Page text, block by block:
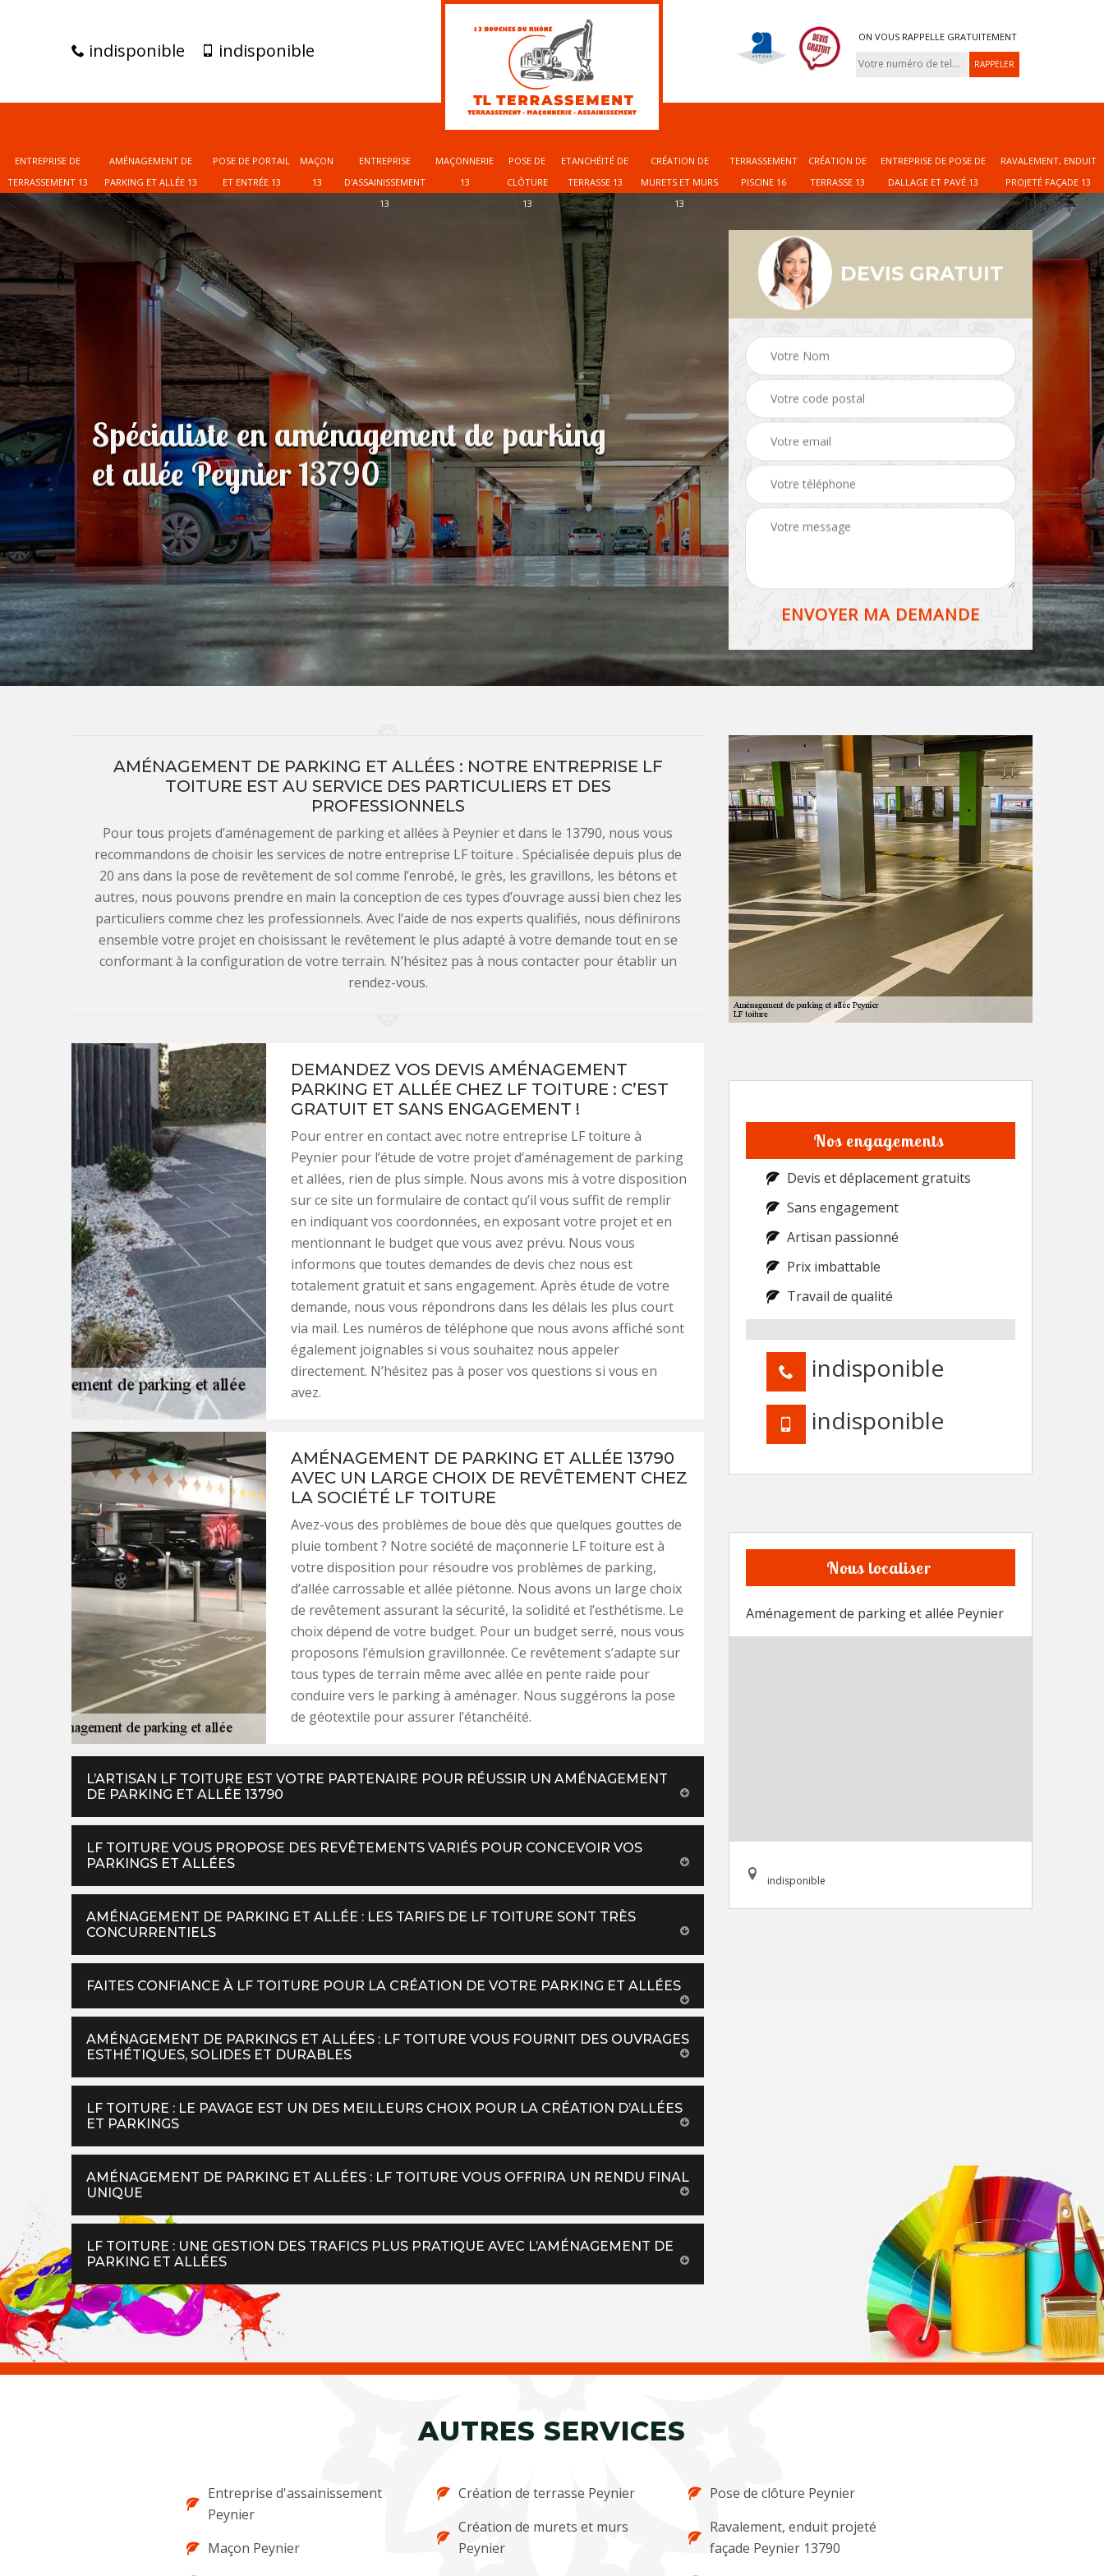
indisponible indisponible
ON VOUS RAPPELLE GRATUITEMENT
ENTREPRISE DE
TERRASSEMENT 13
AMÉNAGEMENT DE
PARKING ET ALLÉE 13
POSE DE PORTAIL
ET ENTRÉE 13
MAÇON
13
ENTREPRISE
D'ASSAINISSEMENT
13
MAÇONNERIE
13
POSE DE
CLÔTURE
13
ETANCHÉITÉ DE
TERRASSE 13
CRÉATION DE
MURETS ET MURS
13
TERRASSEMENT
PISCINE 16
CRÉATION DE
TERRASSE 13
ENTREPRISE DE POSE DE
DALLAGE ET PAVÉ 13
RAVALEMENT, ENDUIT
PROJETÉ FAÇADE 13
Spécialiste en aménagement de parking
et allée Peynier 13790
DEVIS GRATUIT
AMÉNAGEMENT DE PARKING ET ALLÉES : NOTRE ENTREPRISE LF
TOITURE EST AU SERVICE DES PARTICULIERS ET DES
PROFESSIONNELS
Pour tous projets d’aménagement de parking et allées à Peynier et dans le 13790, nous vous
recommandons de choisir les services de notre entreprise LF toiture . Spécialisée depuis plus de
20 ans dans la pose de revêtement de sol comme l’enrobé, le grès, les gravillons, les bétons et
autres, nous pouvons prendre en main la conception de ces types d’ouvrage aussi bien chez les
particuliers comme chez les professionnels. Avec l’aide de nos experts qualifiés, nous définirons
ensemble votre projet en choisissant le revêtement le plus adapté à votre demande tout en se
conformant à la configuration de votre terrain. N’hésitez pas à nous contacter pour établir un
rendez-vous.
DEMANDEZ VOS DEVIS AMÉNAGEMENT
PARKING ET ALLÉE CHEZ LF TOITURE : C’EST
GRATUIT ET SANS ENGAGEMENT !
Pour entrer en contact avec notre entreprise LF toiture à
Peynier pour l’étude de votre projet d’aménagement de parking
et allées, rien de plus simple. Nous avons mis à votre disposition
sur ce site un formulaire de contact qu’il vous suffit de remplir
en indiquant vos coordonnées, en exposant votre projet et en
mentionnant le budget que vous avez prévu. Nous vous
informons que toutes demandes de devis chez nous est
totalement gratuit et sans engagement. Après étude de votre
demande, nous vous répondrons dans les délais les plus court
via mail. Les numéros de téléphone que nous avons affiché sont
également joignables si vous souhaitez nous appeler
directement. N’hésitez pas à poser vos questions si vous en
avez.
AMÉNAGEMENT DE PARKING ET ALLÉE 13790
AVEC UN LARGE CHOIX DE REVÊTEMENT CHEZ
LA SOCIÉTÉ LF TOITURE
Avez-vous des problèmes de boue dès que quelques gouttes de
pluie tombent ? Notre société de maçonnerie LF toiture est à
votre disposition pour résoudre vos problèmes de parking,
d’allée carrossable et allée piétonne. Nous avons un large choix
de revêtement assurant la sécurité, la solidité et l’esthétisme. Le
choix dépend de votre budget. Pour un budget serré, nous vous
proposons l’émulsion gravillonnée. Ce revêtement s’adapte sur
tous types de terrain même avec allée en pente raide pour
conduire vers le parking à aménager. Nous suggérons la pose
de géotextile pour assurer l’étanchéité.
L’ARTISAN LF TOITURE EST VOTRE PARTENAIRE POUR RÉUSSIR UN AMÉNAGEMENT
DE PARKING ET ALLÉE 13790
LF TOITURE VOUS PROPOSE DES REVÊTEMENTS VARIÉS POUR CONCEVOIR VOS
PARKINGS ET ALLÉES
AMÉNAGEMENT DE PARKING ET ALLÉE : LES TARIFS DE LF TOITURE SONT TRÈS
CONCURRENTIELS
FAITES CONFIANCE À LF TOITURE POUR LA CRÉATION DE VOTRE PARKING ET ALLÉES
AMÉNAGEMENT DE PARKINGS ET ALLÉES : LF TOITURE VOUS FOURNIT DES OUVRAGES
ESTHÉTIQUES, SOLIDES ET DURABLES
LF TOITURE : LE PAVAGE EST UN DES MEILLEURS CHOIX POUR LA CRÉATION D’ALLÉES
ET PARKINGS
AMÉNAGEMENT DE PARKING ET ALLÉES : LF TOITURE VOUS OFFRIRA UN RENDU FINAL
UNIQUE
LF TOITURE : UNE GESTION DES TRAFICS PLUS PRATIQUE AVEC L’AMÉNAGEMENT DE
PARKING ET ALLÉES
Nos engagements
Devis et déplacement gratuits
Sans engagement
Artisan passionné
Prix imbattable
Travail de qualité
indisponible
indisponible
Nous localiser
Aménagement de parking et allée Peynier
indisponible
AUTRES SERVICES
Entreprise d'assainissement
Peynier
Maçon Peynier
Création de terrasse Peynier
Création de murets et murs
Peynier
Pose de clôture Peynier
Ravalement, enduit projeté
façade Peynier 13790